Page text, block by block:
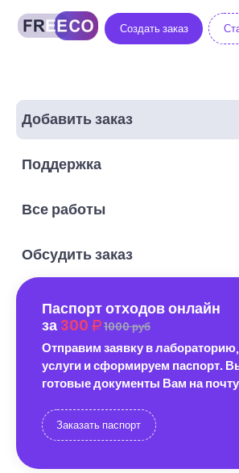
Создать заказ
Добавить заказ
Поддержка
Все работы
Обсудить заказ
Паспорт отходов онлайн
за 300 1000 руб
Отправим заявку в
услуги и сформируем паспорт.
готовые документы Вам на
Заказать паспорт